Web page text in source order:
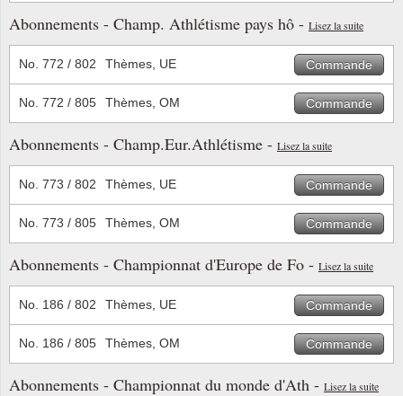
Abonnements - Champ. Athlétisme pays hô - Lisez la suite
No. 772 / 802 Thèmes, UE Commande
No. 772 / 805 Thèmes, OM Commande
Abonnements - Champ.Eur.Athlétisme - Lisez la suite
No. 773 / 802 Thèmes, UE Commande
No. 773 / 805 Thèmes, OM Commande
Abonnements - Championnat d'Europe de Fo - Lisez la suite
No. 186 / 802 Thèmes, UE Commande
No. 186 / 805 Thèmes, OM Commande
Abonnements - Championnat du monde d'Ath - Lisez la suite
Scouts
Année
Etats-